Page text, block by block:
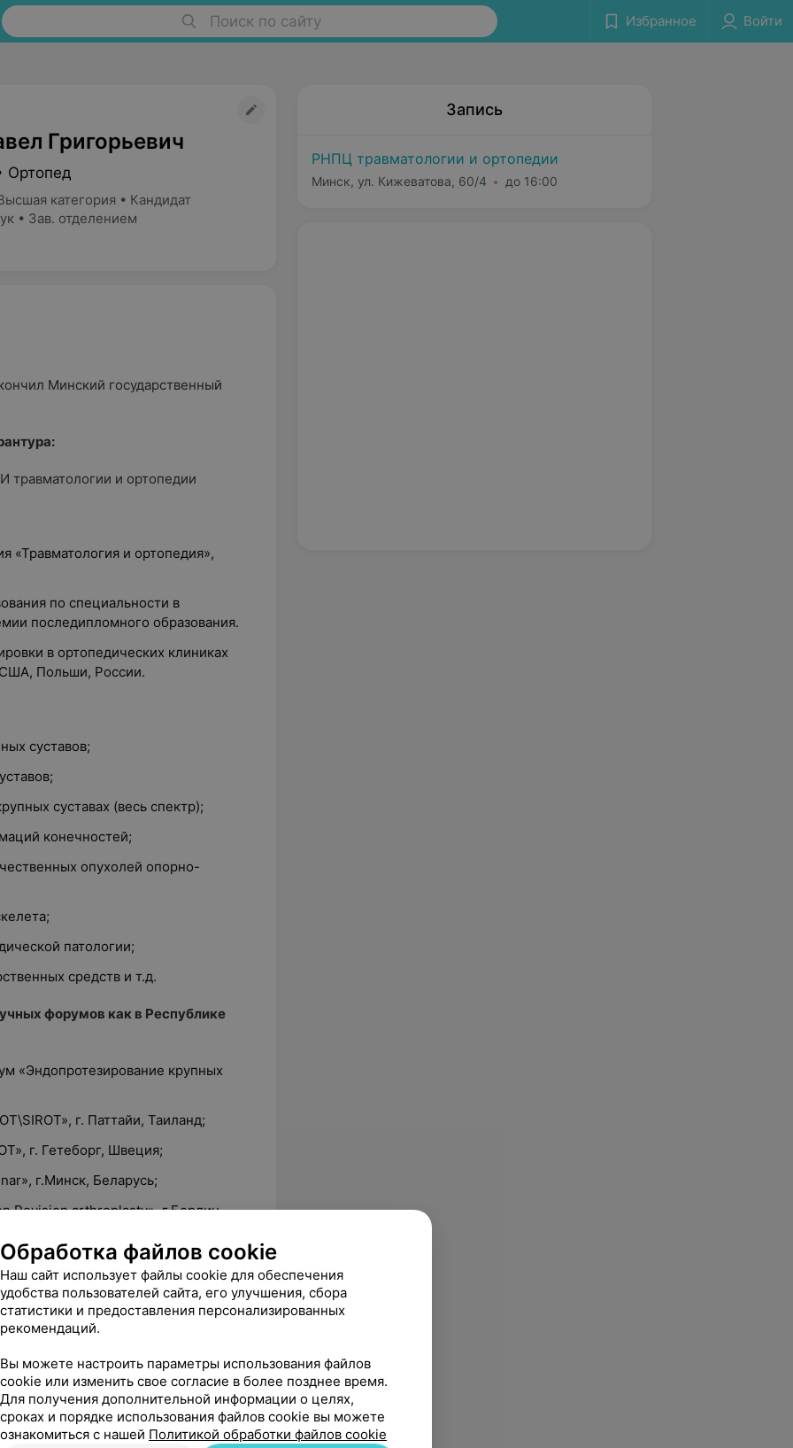
Поиск по сайту Избранное Войти
Григорьевич
Ортопед
категория • Кандидат
• Зав. отделением
Минский государственный
травматологии и ортопедии
«Травматология и ортопедия»,
по специальности в
последипломного образования.
в ортопедических клиниках
Польши, России.
суставов;
суставах (весь спектр);
конечностей;
опухолей опорно-
патологии;
средств и т.д.
форумов как в Республике
«Эндопротезирование крупных
г. Паттайи, Таиланд;
г. Гетеборг, Швеция;
г.Минск, Беларусь;
Revision arthroplasty», г.Берлин,
симпозиумах, конференциях
и отраслевой научно-
фундаментальных исследований,
на решение сложных
костей конечностей и их
Запись
РНПЦ травматологии и ортопедии
Минск, ул. Кижеватова, 60/4 до 16:00
Обработка файлов cookie
Наш сайт использует файлы cookie для обеспечения
удобства пользователей сайта, его улучшения, сбора
статистики и предоставления персонализированных
рекомендаций.
Вы можете настроить параметры использования файлов
cookie или изменить свое согласие в более позднее время.
Для получения дополнительной информации о целях,
сроках и порядке использования файлов cookie вы можете
ознакомиться с нашей Политикой обработки файлов cookie